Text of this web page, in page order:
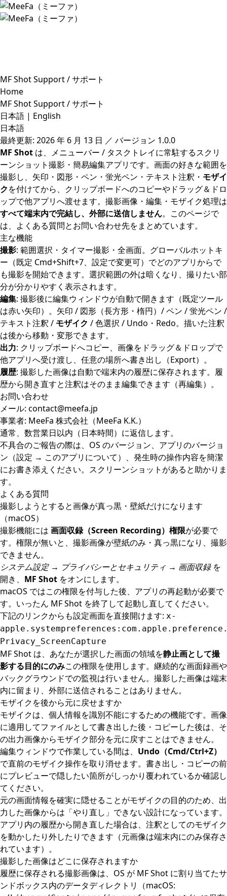
MF Shot Support / サポート
Home
MF Shot Support / サポート
日本語 | English
日本語
最終更新: 2026 年 6 月 13 日 ／ バージョン 1.0.0
MF Shot は、メニューバー / タスクトレイに常駐するスクリ
ーンショット撮影・簡易編集アプリです。画面の好きな範囲を
撮影し、矢印・図形・ペン・蛍光ペン・テキスト注釈・ モザイ
クを付けてから、クリップボードへのコピーやドラッグ＆ドロ
ップで他アプリへ渡せます。撮影画像・編集・モザイク処理は
すべて端末内で完結し、外部に送信しません。このページで
は、よくある質問とお問い合わせ先をまとめています。
主な機能
撮影: 範囲選択・タイマー撮影・全画面。グローバルホットキ
ー（既定 Cmd+Shift+7、設定で変更可）でどのアプリからで
も撮影を開始できます。選択範囲の外は暗くなり、撮りたい部
分が分かりやすく表示されます。
編集: 撮影後に編集ウィンドウが自動で開きます（既定ツール
は赤い矢印）。矢印 / 図形（長方形・楕円）/ ペン / 蛍光ペン /
テキスト注釈 / モザイク / 色選択 / Undo・Redo。描いた注釈
は後から移動・変形できます。
出力: クリップボードへコピー、画像をドラッグ＆ドロップで
他アプリへ受け渡し、任意の場所へ書き出し（Export）。
履歴: 撮影した画像は自動で端末内の履歴に保存されます。履
歴から開き直すと注釈はそのまま編集できます（再編集）。
お問い合わせ
メール: contact@meefa.jp
事業者: MeeFa 株式会社（MeeFa K.K.）
通常、数営業日以内（日本時間）に返信します。
不具合のご報告の際は、OS のバージョン、アプリのバージョ
ン（設定 → このアプリについて）、発生時の操作内容を簡潔
にお書き添えください。スクリーンショットがあると助かりま
す。
よくある質問
撮影しようとすると画像が真っ黒・壁紙だけになります
（macOS）
撮影機能には 画面収録（Screen Recording）権限が必要で
す。権限が無いと、撮影画像が壁紙のみ・真っ黒になり、撮影
できません。
システム設定 → プライバシーとセキュリティ → 画面収録を
開き、 MF Shot をオンにします。
macOS ではこの権限を付与した後、アプリの再起動が必要で
す。いったん MF Shot を終了して起動し直してください。
下記のリンクからも設定画面を直接開けます: x-
Privacy_ScreenCapture
MF Shot は、あなたが選択した画面の領域を静止画として撮
影する目的にのみこの権限を使用します。継続的な画面録画や
バックグラウンドでの監視は行いません。撮影した画像は端末
内に留まり、外部に送信されることはありません。
モザイクを後から元に戻せますか
モザイクは、個人情報を識別不能にするための機能です。画像
に適用してファイルとして書き出した後・コピーした後は、そ
の出力画像からモザイク部分を元に戻すことはできません。
編集ウィンドウで作業している間は、 Undo（Cmd/Ctrl+Z）
で直前のモザイク操作を取り消せます。書き出し・コピーの前
にプレビューで隠したい箇所がしっかり覆われているか確認し
てください。
元の画面情報を確実に隠せることがモザイクの目的のため、出
力した画像からは「やり直し」できない設計になっています。
アプリ内の履歴から開き直した場合は、注釈としてのモザイク
を動かしたり外したりできます（元画像は端末内にのみ保存さ
れています）。
撮影した画像はどこに保存されますか
履歴に保存される撮影画像は、OS が MF Shot に割り当てたサ
ンドボックス内のデータディレクトリ（macOS: